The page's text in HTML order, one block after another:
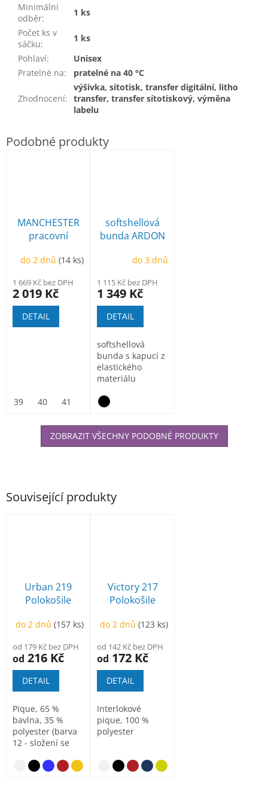
Související produkty
Urban 219
Polokošile
do 2 dnů(157 ks)
od 179 Kč bez DPH
od 216 Kč
DETAIL
Pique, 65 %
bavlna, 35 %
polyester (barva
12 - složení se
bavlna, 15...
Victory 217
Polokošile
do 2 dnů(123 ks)
od 142 Kč bez DPH
od 172 Kč
DETAIL
Interlokové
pique, 100 %
polyester
Minimální
odběr:
1 ks
Počet ks v
sáčku:
1 ks
Pohlaví:
Unisex
Pratelné na: pratelné na 40 °C
Zhodnocení:
výšivka, sítotisk, transfer digitální, litho
transfer, transfer sítotiskový, výměna
labelu
MANCHESTER
pracovní
do 2 dnů(14 ks)
1 669 Kč bez DPH
2 019 Kč
DETAIL
39 40 41 43
softshellová
bunda ARDON
do 3 dnů
1 115 Kč bez DPH
1 349 Kč
DETAIL
softshellová
bunda s kapucí z
elastického
materiálu
vnitřní část...
ZOBRAZIT VŠECHNY PODOBNÉ PRODUKTY